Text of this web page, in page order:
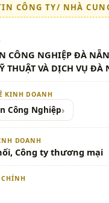
CÔNG TY/ NHÀ
CÔNG NGHIỆP ĐÀ
THUẬT VÀ DỊCH VỤ ĐÀ
KINH DOANH
Công Nghiệp
DOANH
Công ty thương mại